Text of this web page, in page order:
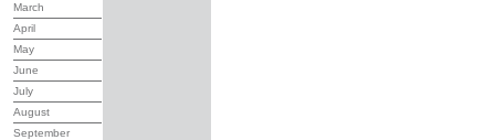
March
April
May
June
July
August
September